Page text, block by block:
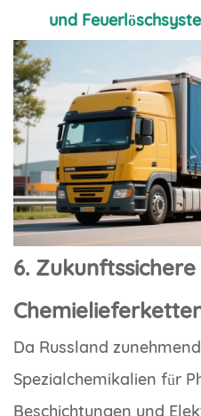
und
6. Zukunftssichere
Da Russland
Spezialchemikalien für
Beschichtungen und